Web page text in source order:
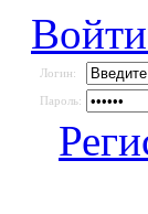
Логин:
Пароль: